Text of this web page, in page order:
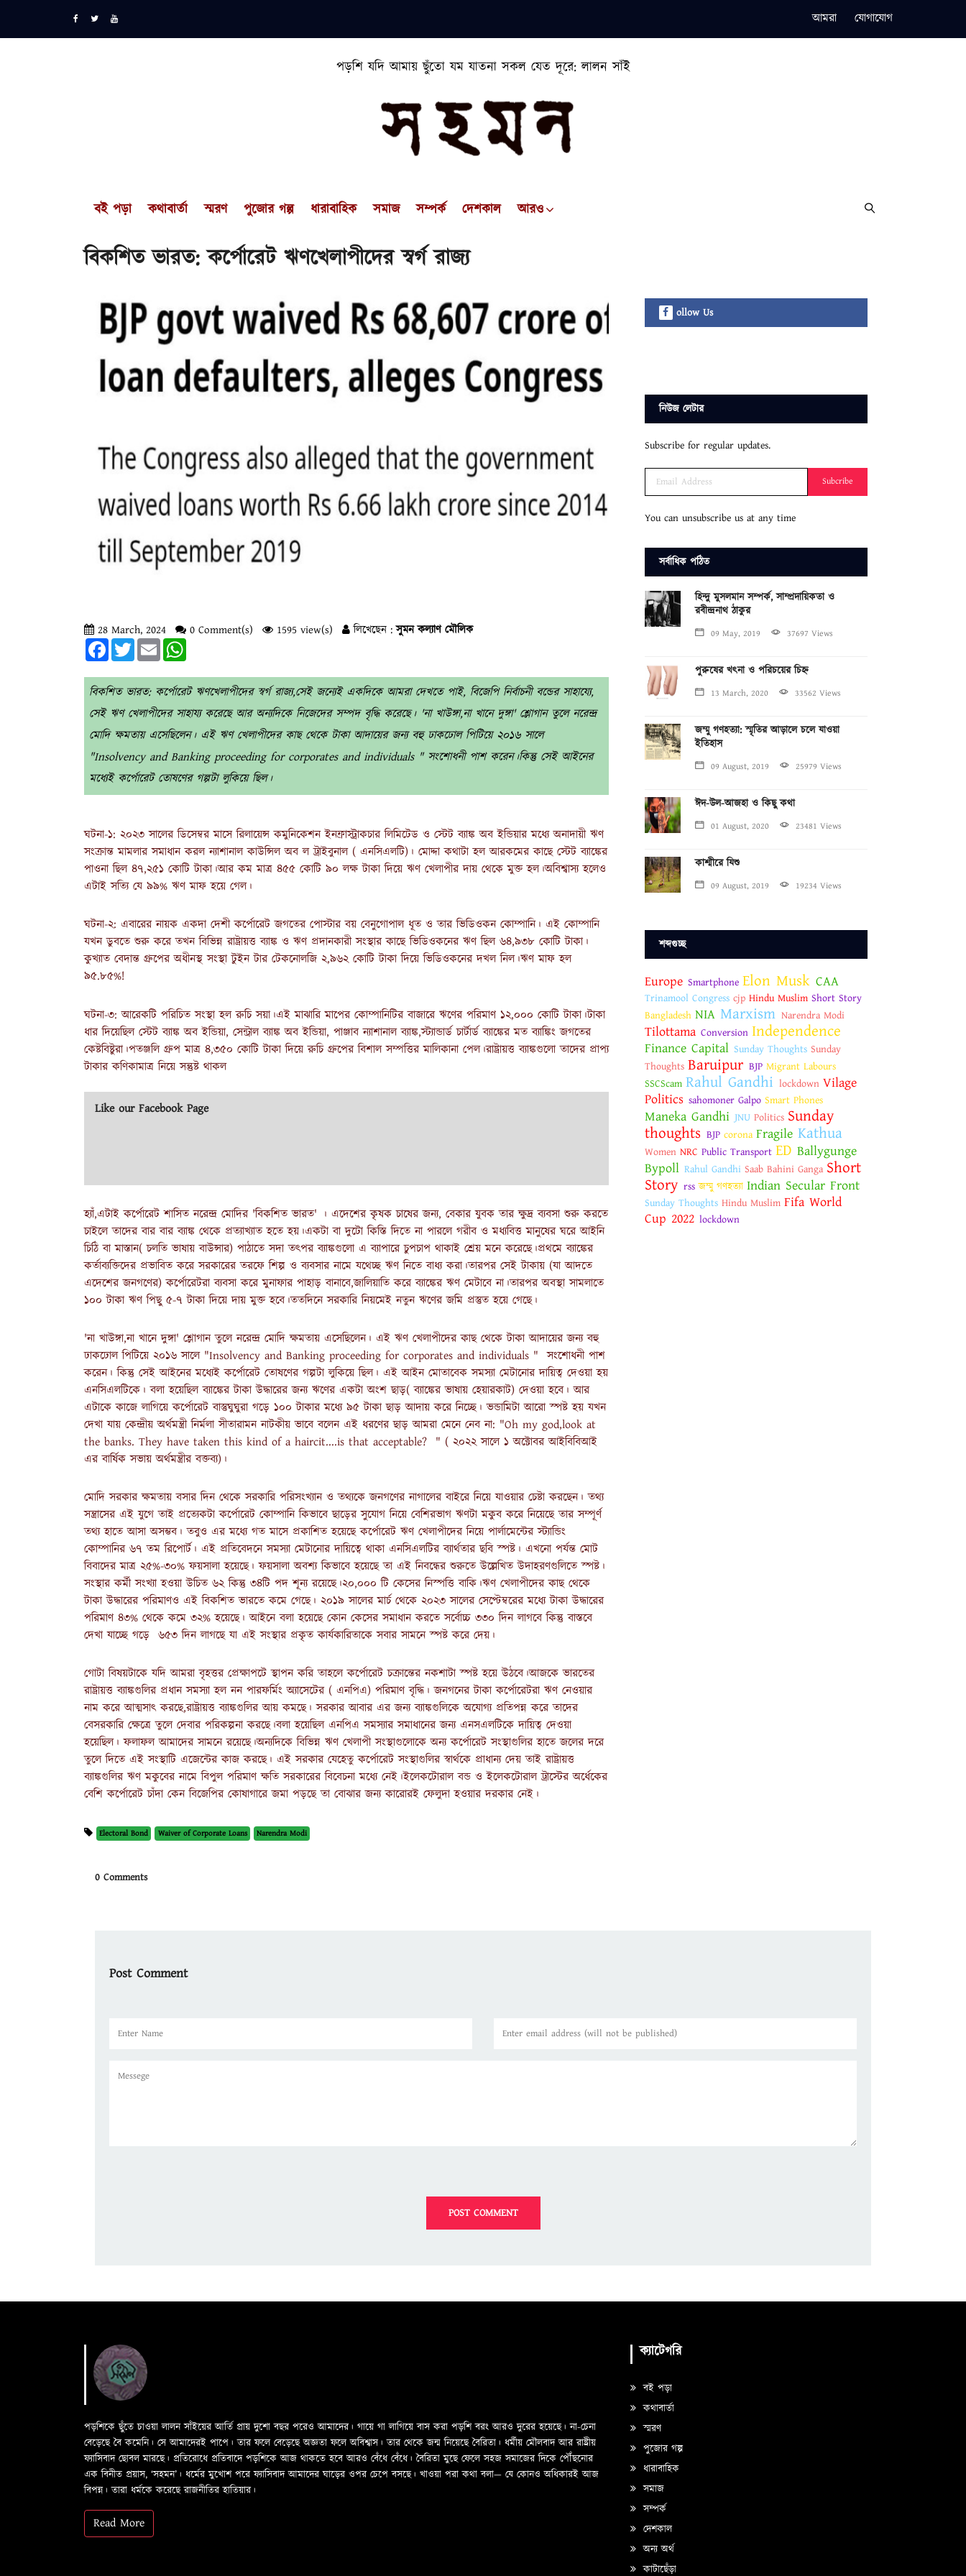
আমরা যোগাযোগ
পড়শি যদি আমায় ছুঁতো যম যাতনা সকল যেত দূরে: লালন সাঁই
বই পড়া কথাবার্তা স্মরণ পুজোর গল্প ধারাবাহিক সমাজ সম্পর্ক দেশকাল আরও
বিকশিত ভারত: কর্পোরেট ঋণখেলাপীদের স্বর্গ রাজ্য
28 March, 2024 0 Comment(s) 1595 view(s) লিখেছেন :সুমন কল্যাণ মৌলিক
FacebookTwitterEmail
বিকশিত ভারত: কর্পোরেট ঋণখেলাপীদের স্বর্গ রাজ্য,সেই জন্যেই একদিকে আমরা দেখতে পাই, বিজেপি নির্বাচনী বন্ডের সাহায্যে,
সেই ঋণ খেলাপীদের সাহায্য করেছে আর অন্যদিকে নিজেদের সম্পদ বৃদ্ধি করেছে। 'না খাউঙ্গা,না খানে দুঙ্গা' শ্লোগান তুলে নরেন্দ্র
মোদি ক্ষমতায় এসেছিলেন। এই ঋণ খেলাপীদের কাছ থেকে টাকা আদায়ের জন্য বহু ঢাকঢোল পিটিয়ে ২০১৬ সালে
"Insolvency and Banking proceeding for corporates and individuals " সংশোধনী পাশ করেন।কিন্তু সেই আইনের
মধ্যেই কর্পোরেট তোষণের গল্পটা লুকিয়ে ছিল।
ঘটনা-১: ২০২৩ সালের ডিসেম্বর মাসে রিলায়েন্স কমুনিকেশন ইনফ্রাস্ট্রাকচার লিমিটেড ও স্টেট ব্যাঙ্ক অব ইন্ডিয়ার মধ্যে অনাদায়ী ঋণ
সংক্রান্ত মামলার সমাধান করল ন্যাশানাল কাউন্সিল অব ল ট্রাইবুনাল ( এনসিএলটি)। মোদ্দা কথাটা হল আরকমের কাছে স্টেট ব্যাঙ্কের
পাওনা ছিল ৪৭,২৫১ কোটি টাকা।আর কম মাত্র ৪৫৫ কোটি ৯০ লক্ষ টাকা দিয়ে ঋণ খেলাপীর দায় থেকে মুক্ত হল।অবিশ্বাস্য হলেও
এটাই সত্যি যে ৯৯% ঋণ মাফ হয়ে গেল।
ঘটনা-২: এবারের নায়ক একদা দেশী কর্পোরেট জগতের পোস্টার বয় বেনুগোপাল ধূত ও তার ভিডিওকন কোম্পানি। এই কোম্পানি
যখন ডুবতে শুরু করে তখন বিভিন্ন রাষ্ট্রায়ত্ত ব্যাঙ্ক ও ঋণ প্রদানকারী সংস্থার কাছে ভিডিওকনের ঋণ ছিল ৬৪,৯৩৮ কোটি টাকা।
কুখ্যাত বেদান্ত গ্রুপের অধীনস্থ সংস্থা টুইন টার টেকনোলজি ২,৯৬২ কোটি টাকা দিয়ে ভিডিওকনের দখল নিল।ঋণ মাফ হল
৯৫.৮৫%!
ঘটনা-৩: আরেকটি পরিচিত সংস্থা হল রুচি সয়া।এই মাঝারি মাপের কোম্পানিটির বাজারে ঋণের পরিমাণ ১২,০০০ কোটি টাকা।টাকা
ধার দিয়েছিল স্টেট ব্যাঙ্ক অব ইন্ডিয়া, সেন্ট্রাল ব্যাঙ্ক অব ইন্ডিয়া, পাঞ্জাব ন্যাশানাল ব্যাঙ্ক,স্ট্যান্ডার্ড চার্টার্ড ব্যাঙ্কের মত ব্যাঙ্কিং জগতের
কেষ্টবিষ্টুরা।পতঞ্জলি গ্রুপ মাত্র ৪,৩৫০ কোটি টাকা দিয়ে রুচি গ্রুপের বিশাল সম্পত্তির মালিকানা পেল।রাষ্ট্রায়ত্ত ব্যাঙ্কগুলো তাদের প্রাপ্য
টাকার কণিকামাত্র নিয়ে সন্তুষ্ট থাকল
Like our Facebook Page
হ্যাঁ,এটাই কর্পোরেট শাসিত নরেন্দ্র মোদির 'বিকশিত ভারত' । এদেশের কৃষক চাষের জন্য, বেকার যুবক তার ক্ষুদ্র ব্যবসা শুরু করতে
চাইলে তাদের বার বার ব্যাঙ্ক থেকে প্রত্যাখ্যাত হতে হয়।একটা বা দুটো কিস্তি দিতে না পারলে গরীব ও মধ্যবিত্ত মানুষের ঘরে আইনি
চিঠি বা মাস্তান( চলতি ভাষায় বাউন্সার) পাঠাতে সদা তৎপর ব্যাঙ্কগুলো এ ব্যাপারে চুপচাপ থাকাই শ্রেয় মনে করেছে।প্রথমে ব্যাঙ্কের
কর্তাব্যক্তিদের প্রভাবিত করে সরকারের তরফে শিল্প ও ব্যবসার নামে যথেচ্ছ ঋণ নিতে বাধ্য করা।তারপর সেই টাকায় (যা আদতে
এদেশের জনগণের) কর্পোরেটরা ব্যবসা করে মুনাফার পাহাড় বানাবে,জালিয়াতি করে ব্যাঙ্কের ঋণ মেটাবে না।তারপর অবস্থা সামলাতে
১০০ টাকা ঋণ পিছু ৫-৭ টাকা দিয়ে দায় মুক্ত হবে।ততদিনে সরকারি নিয়মেই নতুন ঋণের জমি প্রস্তুত হয়ে গেছে।
'না খাউঙ্গা,না খানে দুঙ্গা' শ্লোগান তুলে নরেন্দ্র মোদি ক্ষমতায় এসেছিলেন। এই ঋণ খেলাপীদের কাছ থেকে টাকা আদায়ের জন্য বহু
ঢাকঢোল পিটিয়ে ২০১৬ সালে "Insolvency and Banking proceeding for corporates and individuals " সংশোধনী পাশ
করেন। কিন্তু সেই আইনের মধ্যেই কর্পোরেট তোষণের গল্পটা লুকিয়ে ছিল। এই আইন মোতাবেক সমস্যা মেটানোর দায়িত্ব দেওয়া হয়
এনসিএলটিকে। বলা হয়েছিল ব্যাঙ্কের টাকা উদ্ধারের জন্য ঋণের একটা অংশ ছাড়( ব্যাঙ্কের ভাষায় হেয়ারকাট) দেওয়া হবে। আর
এটাকে কাজে লাগিয়ে কর্পোরেট বাস্তুঘুঘুরা গড়ে ১০০ টাকার মধ্যে ৯৫ টাকা ছাড় আদায় করে নিচ্ছে। ভন্ডামিটা আরো স্পষ্ট হয় যখন
দেখা যায় কেন্দ্রীয় অর্থমন্ত্রী নির্মলা সীতারামন নাটকীয় ভাবে বলেন এই ধরণের ছাড় আমরা মেনে নেব না: "Oh my god,look at
the banks. They have taken this kind of a haircit....is that acceptable? " ( ২০২২ সালে ১ অক্টোবর আইবিবিআই
এর বার্ষিক সভায় অর্থমন্ত্রীর বক্তব্য)।
মোদি সরকার ক্ষমতায় বসার দিন থেকে সরকারি পরিসংখ্যান ও তথ্যকে জনগণের নাগালের বাইরে নিয়ে যাওয়ার চেষ্টা করছেন। তথ্য
সন্ত্রাসের এই যুগে তাই প্রত্যেকটা কর্পোরেট কোম্পানি কিভাবে ছাড়ের সুযোগ নিয়ে বেশিরভাগ ঋণটা মকুব করে নিয়েছে তার সম্পূর্ণ
তথ্য হাতে আসা অসম্ভব। তবুও এর মধ্যে গত মাসে প্রকাশিত হয়েছে কর্পোরেট ঋণ খেলাপীদের নিয়ে পার্লামেন্টের স্ট্যান্ডিং
কোম্পানির ৬৭ তম রিপোর্ট। এই প্রতিবেদনে সমস্যা মেটানোর দায়িত্বে থাকা এনসিএলটির ব্যার্থতার ছবি স্পষ্ট। এখনো পর্যন্ত মোট
বিবাদের মাত্র ২৫%-৩০% ফয়সালা হয়েছে। ফয়সালা অবশ্য কিভাবে হয়েছে তা এই নিবন্ধের শুরুতে উল্লেখিত উদাহরণগুলিতে স্পষ্ট।
সংস্থার কর্মী সংখ্যা হওয়া উচিত ৬২ কিন্তু ৩৪টি পদ শূন্য রয়েছে।২০,০০০ টি কেসের নিস্পত্তি বাকি।ঋণ খেলাপীদের কাছ থেকে
টাকা উদ্ধারের পরিমাণও এই বিকশিত ভারতে কমে গেছে। ২০১৯ সালের মার্চ থেকে ২০২৩ সালের সেপ্টেম্বরের মধ্যে টাকা উদ্ধারের
পরিমাণ ৪৩% থেকে কমে ৩২% হয়েছে। আইনে বলা হয়েছে কোন কেসের সমাধান করতে সর্বোচ্চ ৩৩০ দিন লাগবে কিন্তু বাস্তবে
দেখা যাচ্ছে গড়ে ৬৫৩ দিন লাগছে যা এই সংস্থার প্রকৃত কার্যকারিতাকে সবার সামনে স্পষ্ট করে দেয়।
গোটা বিষয়টাকে যদি আমরা বৃহত্তর প্রেক্ষাপটে স্থাপন করি তাহলে কর্পোরেট চক্রান্তের নকশাটা স্পষ্ট হয়ে উঠবে।আজকে ভারতের
রাষ্ট্রায়ত্ত ব্যাঙ্কগুলির প্রধান সমস্যা হল নন পারফর্মিং অ্যাসেটের ( এনপিএ) পরিমাণ বৃদ্ধি। জনগনের টাকা কর্পোরেটরা ঋণ নেওয়ার
নাম করে আত্মসাৎ করছে,রাষ্ট্রায়ত্ত ব্যাঙ্কগুলির আয় কমছে। সরকার আবার এর জন্য ব্যাঙ্কগুলিকে অযোগ্য প্রতিপন্ন করে তাদের
বেসরকারি ক্ষেত্রে তুলে দেবার পরিকল্পনা করছে।বলা হয়েছিল এনপিএ সমস্যার সমাধানের জন্য এনসএলটিকে দায়িত্ব দেওয়া
হয়েছিল। ফলাফল আমাদের সামনে রয়েছে।অন্যদিকে বিভিন্ন ঋণ খেলাপী সংস্থাগুলোকে অন্য কর্পোরেট সংস্থাগুলির হাতে জলের দরে
তুলে দিতে এই সংস্থাটি এজেন্টের কাজ করছে। এই সরকার যেহেতু কর্পোরেট সংস্থাগুলির স্বার্থকে প্রাধান্য দেয় তাই রাষ্ট্রায়ত্ত
ব্যাঙ্কগুলির ঋণ মকুবের নামে বিপুল পরিমাণ ক্ষতি সরকারের বিবেচনা মধ্যে নেই।ইলেকটোরাল বন্ড ও ইলেকটোরাল ট্রাস্টের অর্ধেকের
বেশি কর্পোরেট চাঁদা কেন বিজেপির কোষাগারে জমা পড়ছে তা বোঝার জন্য কারোরই ফেলুদা হওয়ার দরকার নেই।
Electoral Bond Waiver of Corporate Loans Narendra Modi
ollow Us
নিউজ লেটার
Subscribe for regular updates.
Subcribe
You can unsubscribe us at any time
সর্বাধিক পঠিত
হিন্দু মুসলমান সম্পর্ক, সাম্প্রদায়িকতা ও
রবীন্দ্রনাথ ঠাকুর
09 May, 2019 37697 Views
পুরুষের খৎনা ও পরিচয়ের চিহ্ন
13 March, 2020 33562 Views
জম্মু গণহত্যা: স্মৃতির আড়ালে চলে যাওয়া
ইতিহাস
09 August, 2019 25979 Views
ঈদ-উল-আজহা ও কিছু কথা
01 August, 2020 23481 Views
কাশ্মীরে যিশু
09 August, 2019 19234 Views
শব্দগুচ্ছ
Europe Smartphone Elon Musk CAA
Trinamool Congress cjp Hindu Muslim Short Story
Bangladesh NIA Marxism Narendra Modi
Tilottama Conversion Independence
Finance Capital Sunday Thoughts Sunday
Thoughts Baruipur BJP Migrant Labours
SSCScam Rahul Gandhi lockdown Vilage
Politics sahomoner Galpo Smart Phones
Maneka Gandhi JNU Politics Sunday
thoughts BJP corona Fragile Kathua
Women NRC Public Transport ED Ballygunge
Bypoll Rahul Gandhi Saab Bahini Ganga Short
Story rss জম্মু গণহত্যা Indian Secular Front
Sunday Thoughts Hindu Muslim Fifa World
Cup 2022 lockdown
0 Comments
Post Comment
পড়শিকে ছুঁতে চাওয়া লালন সাঁইয়ের আর্তি প্রায় দুশো বছর পরেও আমাদের। গায়ে গা লাগিয়ে বাস করা পড়শি বরং আরও দুরের হয়েছে। না-চেনা
বেড়েছে বৈ কমেনি। সে আমাদেরই পাপে। তার ফলে বেড়েছে অজ্ঞতা ফলে অবিশ্বাস। তার থেকে জন্ম নিয়েছে বৈরিতা। ধর্মীয় মৌলবাদ আর রাষ্ট্রীয়
ফ্যাসিবাদ ছোবল মারছে। প্রতিরোধে প্রতিবাদে পড়শিকে আজ থাকতে হবে আরও বেঁধে বেঁধে। বৈরিতা মুছে ফেলে সহজ সমাজের দিকে পৌঁছনোর
এক বিনীত প্রয়াস, ‘সহমন’। ধর্মের মুখোশ পরে ফ্যাসিবাদ আমাদের ঘাড়ের ওপর চেপে বসছে। খাওয়া পরা কথা বলা—­­ যে কোনও অধিকারই আজ
বিপন্ন। তারা ধর্মকে করেছে রাজনীতির হাতিয়ার।
Read More
ক্যাটেগরি
বই পড়া
কথাবার্তা
স্মরণ
পুজোর গল্প
ধারাবাহিক
সমাজ
সম্পর্ক
দেশকাল
অন্য অর্থ
কাটাছেঁড়া